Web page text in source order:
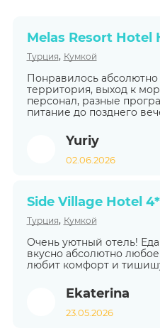
Melas Resort Hotel
Турция, Кумкой
Понравилось
территория, выход к
персонал, разные
питание до позднего
Yuriy
02.06.2026
Side Village Hotel 4*
Турция, Кумкой
Очень уютный отель!
вкусно абсолютно
любит комфорт и
Ekaterina
23.05.2026